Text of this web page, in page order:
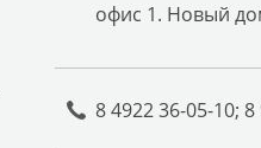
офис 1. Новый
8 4922 36-05-10;